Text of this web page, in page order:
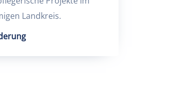
Landkreis.